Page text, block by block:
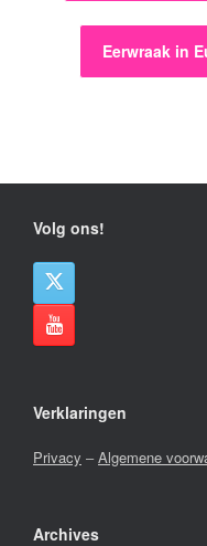
Eerwraak in
Volg ons!
Verklaringen
Privacy –Algemene
Archives